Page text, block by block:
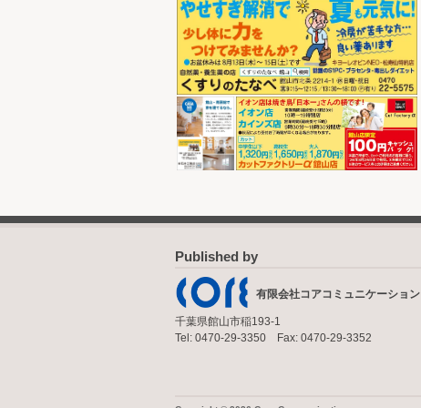
Published by
有限会社コアコミュニケーション
千葉県館山市稲193-1
Tel: 0470-29-3350 Fax: 0470-29-3352